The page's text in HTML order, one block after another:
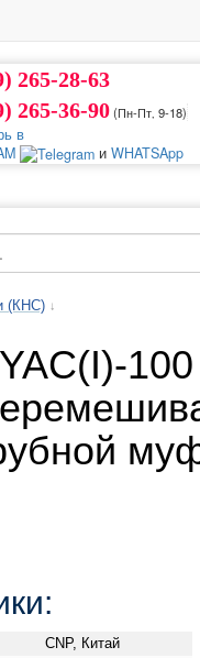
265-28-63
265-36-90(Пн-Пт‚ 9-18)
в
и WHATSApp
(КНС) ↓
CNP, Китай